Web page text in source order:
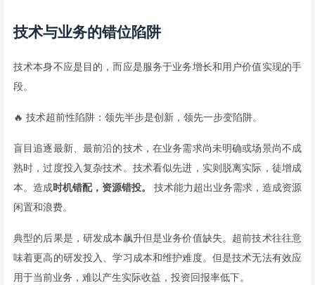
技术与业务的错位陷阱
技术本身不应是目的，而应是服务于业务增长和用户价值实现的手
段。
🔥 技术超前性陷阱：领先半步是创新，领先一步变陷阱。
盲目追逐最新、最前沿的技术，在业务需求尚未明确或场景尚不成
熟时，过度投入复杂技术。技术看似先进，实则脱离实际，徒增成
本。造成时机错配，资源错投。
技术能力超出业务需求，造成资源
闲置和浪费。
典型的后果是，研发成本飙升但是业务价值缺失。超前技术往往意
味着更高的研发投入、学习成本和维护难度。但是技术无法有效应
用于当前业务，难以产生实际收益，投资回报率低下。